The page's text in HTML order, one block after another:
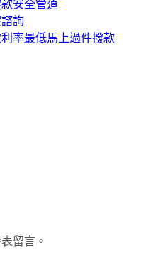
安全管道
詢
率最低馬上過件撥款
留言。